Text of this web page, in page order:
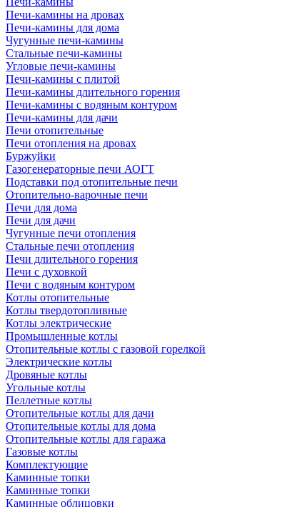
Печи-камины на дровах
Печи-камины для дома
Чугунные печи-камины
Стальные печи-камины
Угловые печи-камины
Печи-камины с плитой
Печи-камины длительного горения
Печи-камины с водяным контуром
Печи-камины для дачи
Печи отопительные
Печи отопления на дровах
Буржуйки
Газогенераторные печи АОГТ
Подставки под отопительные печи
Отопительно-варочные печи
Печи для дома
Печи для дачи
Чугунные печи отопления
Стальные печи отопления
Печи длительного горения
Печи с духовкой
Печи с водяным контуром
Котлы отопительные
Котлы твердотопливные
Котлы электрические
Промышленные котлы
Отопительные котлы с газовой горелкой
Электрические котлы
Дровяные котлы
Угольные котлы
Пеллетные котлы
Отопительные котлы для дачи
Отопительные котлы для дома
Отопительные котлы для гаража
Газовые котлы
Комплектующие
Каминные топки
Каминные топки
Каминные облицовки